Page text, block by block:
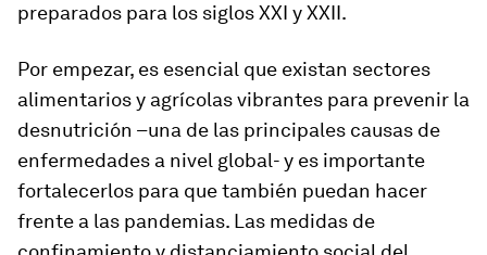
preparados para los siglos XXI y XXII.
Por empezar, es esencial que existan sectores
alimentarios y agrícolas vibrantes para prevenir la
desnutrición –una de las principales causas de
enfermedades a nivel global- y es importante
fortalecerlos para que también puedan hacer
frente a las pandemias. Las medidas de